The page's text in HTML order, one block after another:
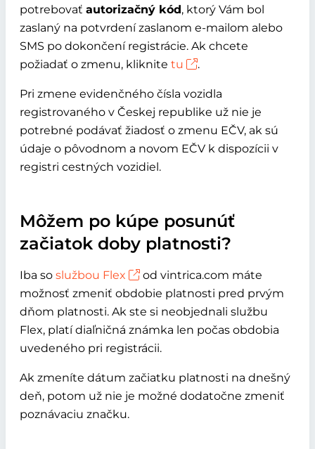
potrebovať autorizačný kód, ktorý Vám bol
zaslaný na potvrdení zaslanom e-mailom alebo
SMS po dokončení registrácie. Ak chcete
požiadať o zmenu, kliknite tu .
Pri zmene evidenčného čísla vozidla
registrovaného v Českej republike už nie je
potrebné podávať žiadosť o zmenu EČV, ak sú
údaje o pôvodnom a novom EČV k dispozícii v
registri cestných vozidiel.
Môžem po kúpe posunúť
začiatok doby platnosti?
Iba so službou Flex
od vintrica.com máte
možnosť zmeniť obdobie platnosti pred prvým
dňom platnosti. Ak ste si neobjednali službu
Flex, platí diaľničná známka len počas obdobia
uvedeného pri registrácii.
Ak zmeníte dátum začiatku platnosti na dnešný
deň, potom už nie je možné dodatočne zmeniť
poznávaciu značku.